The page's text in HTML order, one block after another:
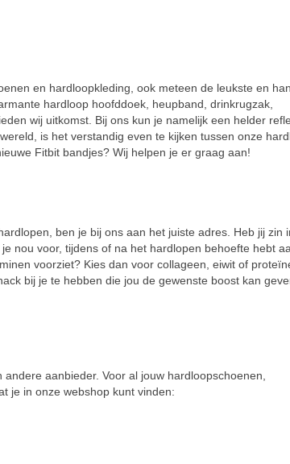
en hardloopkleding, ook meteen de leukste en
hardloop hoofddoek, heupband, drinkrugzak,
wij uitkomst. Bij ons kun je namelijk een helder
is het verstandig even te kijken tussen onze
Fitbit bandjes? Wij helpen je er graag aan!
ben je bij ons aan het juiste adres. Heb jij zin
nou voor, tijdens of na het hardlopen behoefte hebt
voorziet? Kies dan voor collageen, eiwit of
bij je te hebben die jou de gewenste boost kan
aanbieder. Voor al jouw hardloopschoenen,
je in onze webshop kunt vinden: